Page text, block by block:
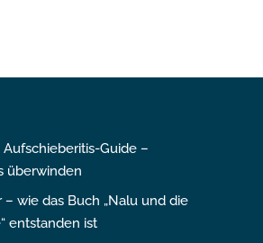
Guide –
überwinden
– wie das Buch „Nalu und die
entstanden ist